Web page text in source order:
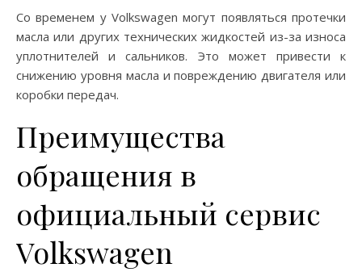
Со временем у Volkswagen могут появляться протечки
масла или других технических жидкостей из-за износа
уплотнителей и сальников. Это может привести к
снижению уровня масла и повреждению двигателя или
коробки передач.
Преимущества
обращения в
официальный сервис
Volkswagen